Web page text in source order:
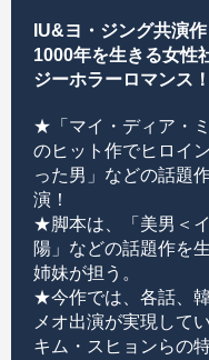
IU&ヨ・ジング共演作
1000年を生きる女性
ジーホラーロマンス！
★「マイ・ディア・
のヒット作でヒロイ
った男」などの話題
演！
★脚本は、「美男＜
陽」などの話題作を
姉妹が担う。
★今作では、各話、
メオ出演が実現して
キム・スヒョンらの